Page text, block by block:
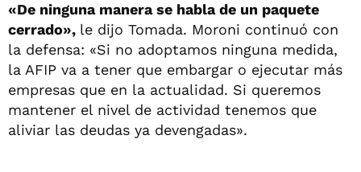
«De ninguna manera se habla de un paquete
cerrado», le dijo Tomada. Moroni continuó con
la defensa: «Si no adoptamos ninguna medida,
la AFIP va a tener que embargar o ejecutar más
empresas que en la actualidad. Si queremos
mantener el nivel de actividad tenemos que
aliviar las deudas ya devengadas».